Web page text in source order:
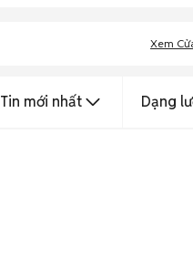
Xem
Tin mới nhất Dạng